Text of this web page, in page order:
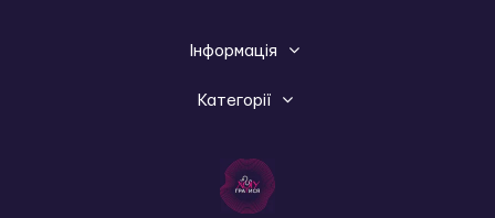
Інформація
Категорії